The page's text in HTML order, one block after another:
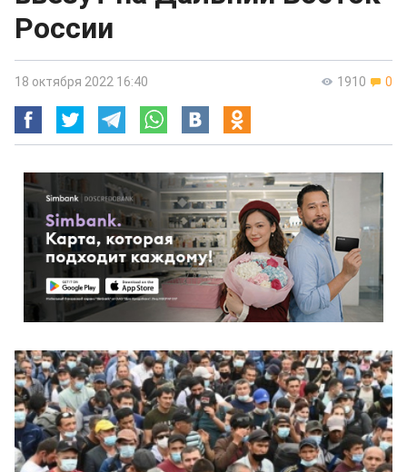
России
1910 0
18 октября 2022 16:40